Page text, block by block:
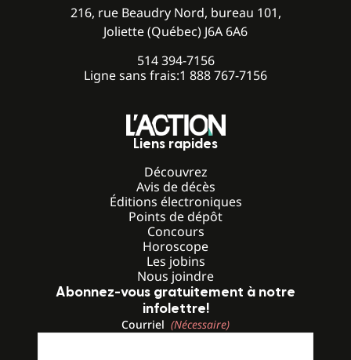
216, rue Beaudry Nord, bureau 101,
Joliette (Québec) J6A 6A6
514 394-7156
Ligne sans frais:1 888 767-7156
Liens rapides
Découvrez
Avis de décès
Éditions électroniques
Points de dépôt
Concours
Horoscope
Les jobins
Nous joindre
Abonnez-vous gratuitement à notre
infolettre!
Courriel (Nécessaire)